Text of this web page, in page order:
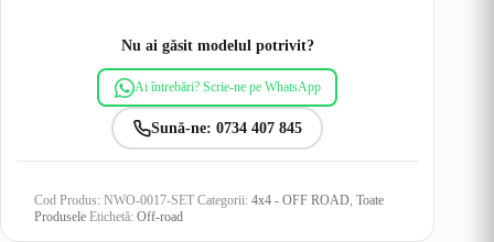
Nu ai găsit modelul potrivit?
Ai întrebări? Scrie-ne pe WhatsApp
Sună-ne: 0734 407 845
Cod Produs: NWO-0017-SET Categorii: 4x4 - OFF ROAD, Toate
Produsele Etichetă: Off-road